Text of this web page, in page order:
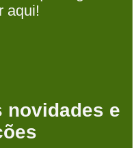
aqui!
novidades e